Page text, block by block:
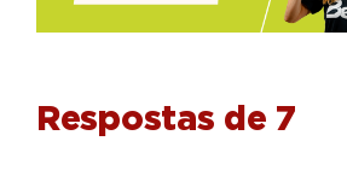
Respostas de 7